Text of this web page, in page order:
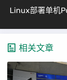
相关文章